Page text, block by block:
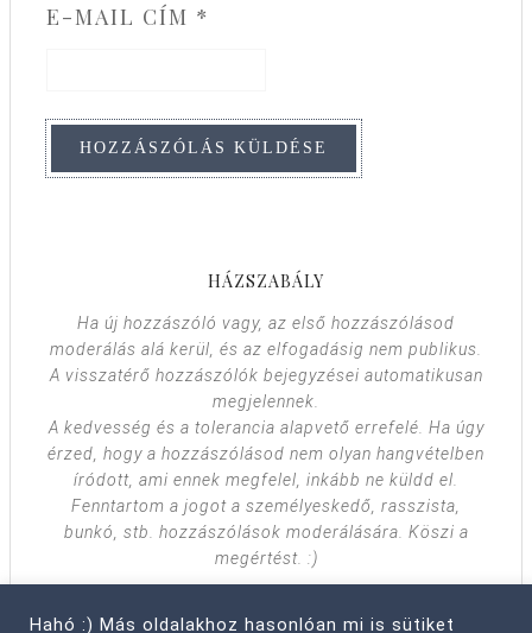
E-MAIL CÍM *
HÁZSZABÁLY
Ha új hozzászóló vagy, az első hozzászólásod
moderálás alá kerül, és az elfogadásig nem publikus.
A visszatérő hozzászólók bejegyzései automatikusan
megjelennek.
A kedvesség és a tolerancia alapvető errefelé. Ha úgy
érzed, hogy a hozzászólásod nem olyan hangvételben
íródott, ami ennek megfelel, inkább ne küldd el.
Fenntartom a jogot a személyeskedő, rasszista,
bunkó, stb. hozzászólások moderálására. Köszi a
megértést. :)
Hahó :) Más oldalakhoz hasonlóan mi is sütiket